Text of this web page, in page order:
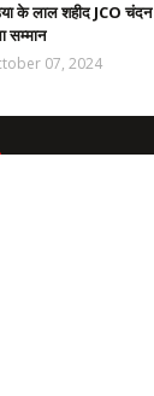
के लाल शहीद JCO
सम्मान
07, 2024